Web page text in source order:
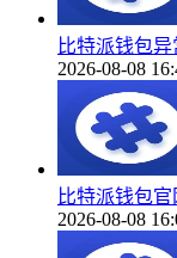
比特派钱包
2026-08-08
比特派钱包
2026-08-08